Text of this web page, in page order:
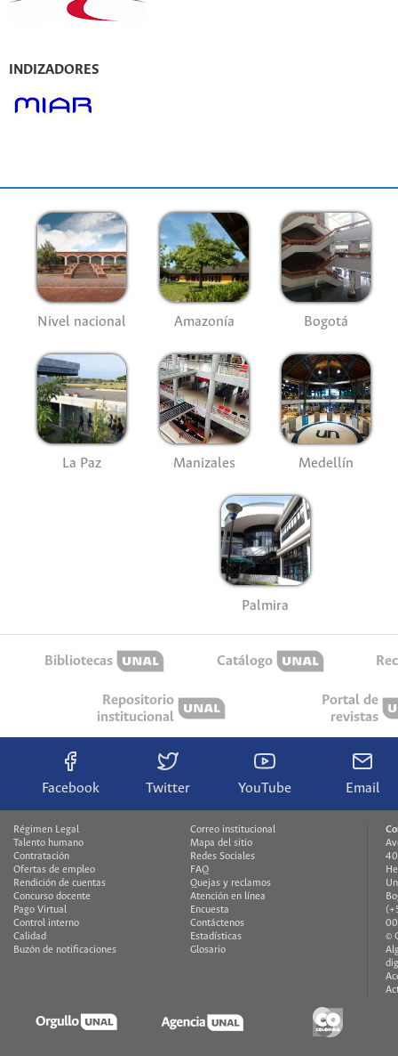
INDIZADORES
Nivel nacional Amazonía Bogotá
La Paz Manizales Medellín
Palmira
Bibliotecas Catálogo
Repositorio
institucional
Portal de
revistas
Facebook Twitter YouTube Email
Régimen Legal
Talento humano
Contratación
Ofertas de empleo
Rendición de cuentas
Concurso docente
Pago Virtual
Control interno
Calidad
Buzón de notificaciones
Correo institucional
Mapa del sitio
Redes Sociales
FAQ
Quejas y reclamos
Atención en línea
Encuesta
Contáctenos
Estadísticas
Glosario
©